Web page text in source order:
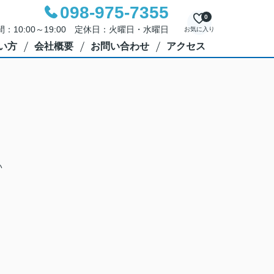
098-975-7355
：10:00～19:00 定休日：火曜日・水曜日 お気に入り
0
方 会社概要 お問い合わせ アクセス